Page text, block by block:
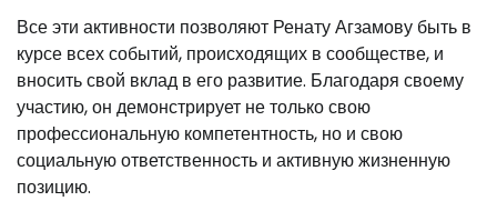
Все эти активности позволяют Ренату Агзамову быть в
курсе всех событий, происходящих в сообществе, и
вносить свой вклад в его развитие. Благодаря своему
участию, он демонстрирует не только свою
профессиональную компетентность, но и свою
социальную ответственность и активную жизненную
позицию.